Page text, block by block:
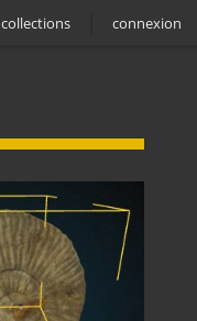
collections connexion